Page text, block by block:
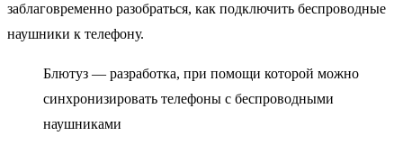
заблаговременно разобраться, как подключить беспроводные
наушники к телефону.
Блютуз — разработка, при помощи которой можно
синхронизировать телефоны с беспроводными
наушниками